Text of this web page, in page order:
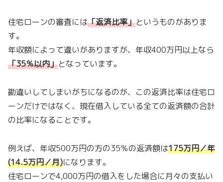
住宅ローンの審査には「返済比率」というものがありま
す。
年収額によって違いがありますが、年収400万円以上なら
「35％以内」となっています。
勘違いしてしまいがちになるのが、この返済比率は住宅ロ
ーンだけではなく、現在借入している全ての返済額の合計
の比率になることです。
例えば、年収500万円の方の35％の返済額は175万円／年
(14.5万円／月)になります。
住宅ローンで4,000万円の借入をした場合に月々の支払い